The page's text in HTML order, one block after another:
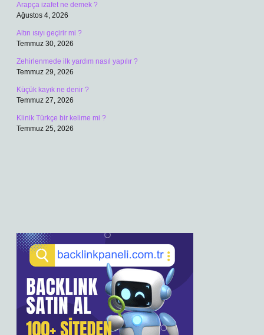
Arapça izafet ne demek ?
Ağustos 4, 2026
Altın ısıyı geçirir mi ?
Temmuz 30, 2026
Zehirlenmede ilk yardım nasıl yapılır ?
Temmuz 29, 2026
Küçük kayık ne denir ?
Temmuz 27, 2026
Klinik Türkçe bir kelime mi ?
Temmuz 25, 2026